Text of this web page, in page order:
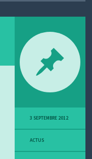
3 SEPTEMBRE 2012
ACTUS